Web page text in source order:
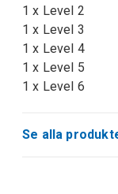
1 x Level 2
1 x Level 3
1 x Level 4
1 x Level 5
1 x Level 6
Se alla